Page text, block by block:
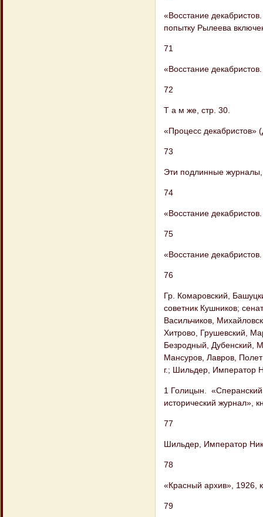
«Восстание
попытку Рылеева
71
«Восстание
72
Т а м же, стр. 30.
«Процесс декабристов»
73
Эти подлинные
74
«Восстание
75
«Восстание
76
Гр. Комаровский,
советник Кушников;
Васильчиков,
Хитрово, Грушевский,
Безродный, Дубенский,
Мансуров, Лавров,
г.; Шильдер, Император
1 Голицын.
исторический журнал»,
77
Шильдер, Император
78
«Красный архив», 1926,
79